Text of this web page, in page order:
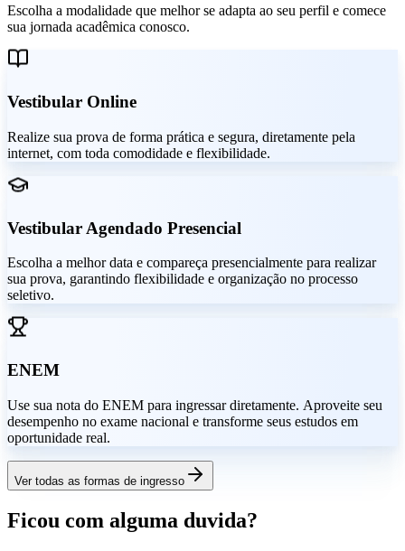
Escolha a modalidade que melhor se adapta ao seu perfil e comece
sua jornada acadêmica conosco.
Vestibular Online
Realize sua prova de forma prática e segura, diretamente pela
internet, com toda comodidade e flexibilidade.
Vestibular Agendado Presencial
Escolha a melhor data e compareça presencialmente para realizar
sua prova, garantindo flexibilidade e organização no processo
seletivo.
ENEM
Use sua nota do ENEM para ingressar diretamente. Aproveite seu
desempenho no exame nacional e transforme seus estudos em
oportunidade real.
Ver todas as formas de ingresso
Ficou com alguma duvida?